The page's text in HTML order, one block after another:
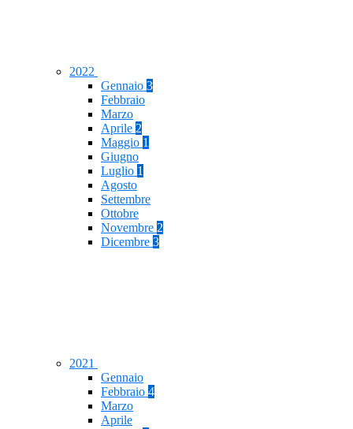
2022
Gennaio 3
Febbraio
Marzo
Aprile 2
Maggio 1
Giugno
Luglio 1
Agosto
Settembre
Ottobre
Novembre 2
Dicembre 3
2021
Gennaio
Febbraio 4
Marzo
Aprile